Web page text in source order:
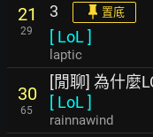
21
29
3
置底
[ LoL ]
laptic
30
65
[閒聊] 為什麼
[ LoL ]
rainnawind